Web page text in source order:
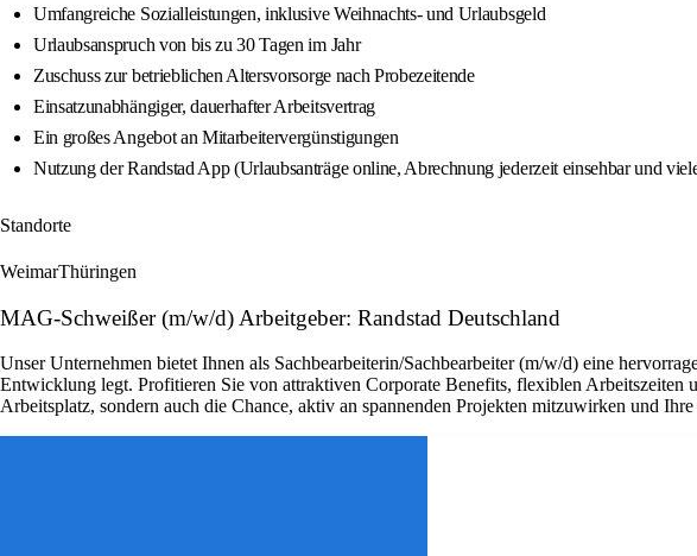
Umfangreiche Sozialleistungen, inklusive Weihnachts- und Urlaubsgeld
Urlaubsanspruch von bis zu 30 Tagen im Jahr
Zuschuss zur betrieblichen Altersvorsorge nach Probezeitende
Einsatzunabhängiger, dauerhafter Arbeitsvertrag
Ein großes Angebot an Mitarbeitervergünstigungen
Nutzung der Randstad App (Urlaubsanträge online, Abrechnung jederzeit einsehbar und
Standorte
WeimarThüringen
MAG-Schweißer (m/w/d) Arbeitgeber: Randstad Deutschland
Unser Unternehmen bietet Ihnen als Sachbearbeiterin/Sachbearbeiter (m/w/d) eine
Entwicklung legt. Profitieren Sie von attraktiven Corporate Benefits, flexiblen
Arbeitsplatz, sondern auch die Chance, aktiv an spannenden Projekten mitzuwirken und